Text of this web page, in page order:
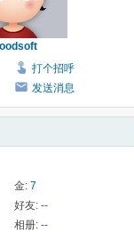
打个招呼
发送消息
金: 7
好友: --
相册: --